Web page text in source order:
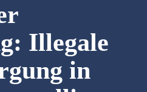
Illegale
in